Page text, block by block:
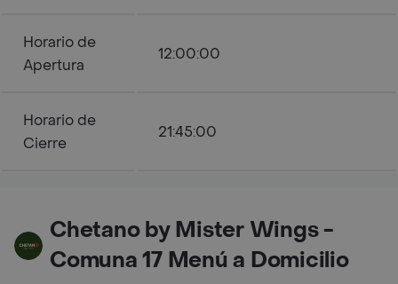
Horario de
Apertura
12:00:00
Horario de
Cierre
21:45:00
Chetano by Mister Wings -
Comuna 17 Menú a Domicilio